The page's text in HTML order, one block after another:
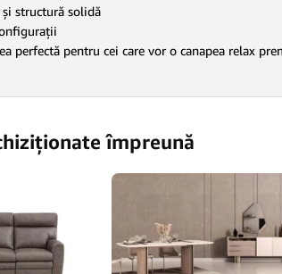
structură solidă
perfectă pentru cei care vor o canapea relax
împreună